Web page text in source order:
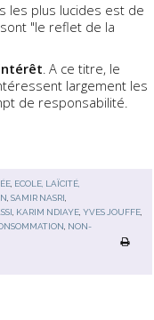
les plus lucides est de
"le reflet de la
. A ce titre, le
largement les
de responsabilité.
, ECOLE, LAÏCITÉ,
,SAMIR NASRI
KARIM NDIAYE ,YVES JOUFFE
NON-